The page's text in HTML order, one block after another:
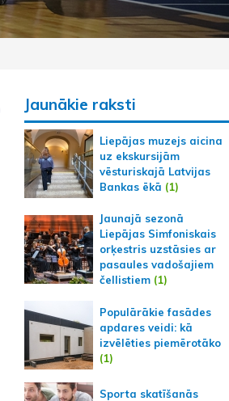
Jaunākie raksti
Liepājas muzejs aicina
uz ekskursijām
vēsturiskajā Latvijas
Bankas ēkā (1)
Jaunajā sezonā
Liepājas Simfoniskais
orķestris uzstāsies ar
pasaules vadošajiem
čellistiem(1)
Populārākie fasādes
apdares veidi: kā
izvēlēties piemērotāko
(1)
Sporta skatīšanās